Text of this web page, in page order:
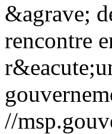
&agrave;
rencontre
//